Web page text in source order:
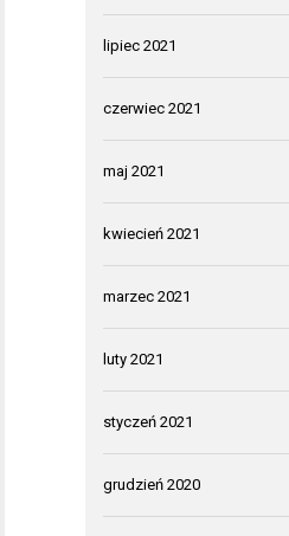
lipiec 2021
czerwiec 2021
maj 2021
kwiecień 2021
marzec 2021
luty 2021
styczeń 2021
grudzień 2020